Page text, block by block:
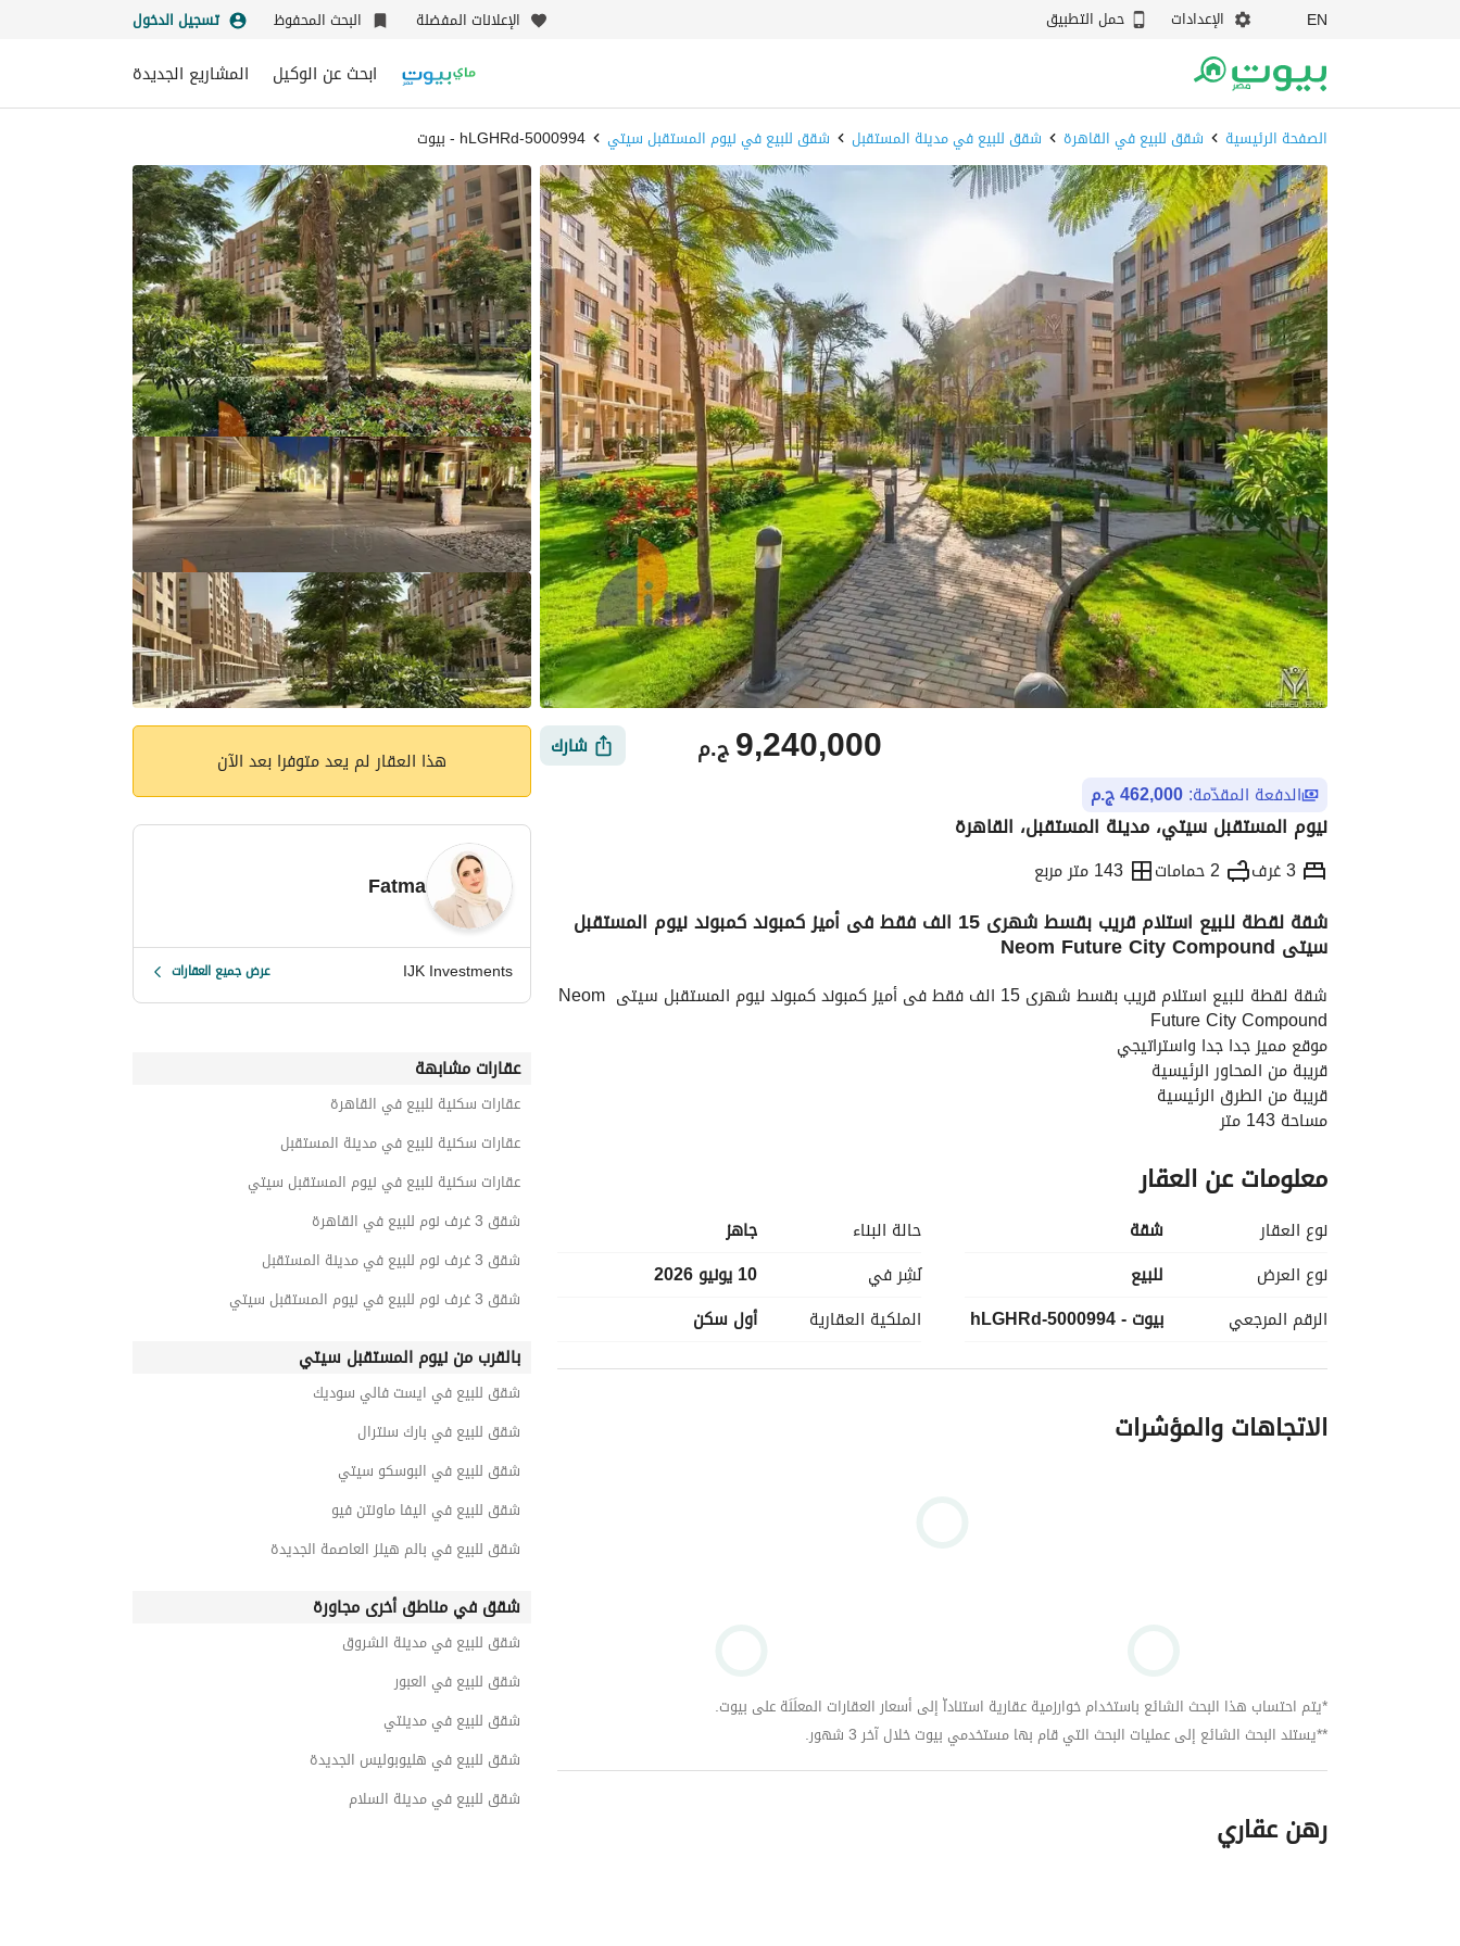
EN الإعدادات حمل التطبيق الإعلانات المفضلة البحث المحفوظ تسجيل الدخول
ابحث عن الوكيل المشاريع الجديدة
الصفحة الرئيسية شقق للبيع في القاهرة شقق للبيع في مدينة المستقبل شقق للبيع في نيوم المستقبل سيتي 5000994-hLGHRd - بيوت
ج.م9,240,000 شارك
الدفعة المقدّمة: 462,000 ج.م
نيوم المستقبل سيتي، مدينة المستقبل، القاهرة
3 غرف 2 حمامات 143 متر مربع
التفاصيل الاتجاهات والمؤشرات رهن عقاري
شقة لقطة للبيع استلام قريب بقسط شهرى 15 الف فقط فى أميز كمبوند كمبوند نيوم المستقبل
سيتى Neom Future City Compound
شقة لقطة للبيع استلام قريب بقسط شهرى 15 الف فقط فى أميز كمبوند كمبوند نيوم المستقبل سيتى Neom
Future City Compound
موقع مميز جدا جدا واستراتيجي
قريبة من المحاور الرئيسية
قريبة من الطرق الرئيسية
مساحة 143 متر
مطلوب توتال سعر 9 مليون و 240 الف
مقدم 5 % والباقى أقساط لحد 14 سنه
السنه الخامسه
استلام سنه
معلومات عن العقار
نوع العقار
شقة
نوع العرض
للبيع
الرقم المرجعي
بيوت - 5000994-hLGHRd
حالة البناء
جاهز
نُشِر في
10 يونيو 2026
الملكية العقارية
أول سكن
الاتجاهات والمؤشرات
*يتم احتساب هذا البحث الشائع باستخدام خوارزمية عقارية استناداّ إلى أسعار العقارات المعلَنَة على بيوت.
**يستند البحث الشائع إلى عمليات البحث التي قام بها مستخدمي بيوت خلال آخر 3 شهور.
رهن عقاري
هذا العقار لم يعد متوفرا بعد الآن
Fatma
IJK Investments عرض جميع العقارات
عقارات مشابهة
عقارات سكنية للبيع في القاهرة
عقارات سكنية للبيع في مدينة المستقبل
عقارات سكنية للبيع في نيوم المستقبل سيتي
شقق 3 غرف نوم للبيع في القاهرة
شقق 3 غرف نوم للبيع في مدينة المستقبل
شقق 3 غرف نوم للبيع في نيوم المستقبل سيتي
بالقرب من نيوم المستقبل سيتي
شقق للبيع في ايست فالي سوديك
شقق للبيع في بارك سنترال
شقق للبيع في البوسكو سيتي
شقق للبيع في اليفا ماونتن فيو
شقق للبيع في بالم هيلز العاصمة الجديدة
شقق في مناطق أخرى مجاورة
شقق للبيع في مدينة الشروق
شقق للبيع في العبور
شقق للبيع في مدينتي
شقق للبيع في هليوبوليس الجديدة
شقق للبيع في مدينة السلام